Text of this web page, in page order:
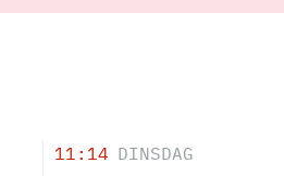
11:14 DINSDAG